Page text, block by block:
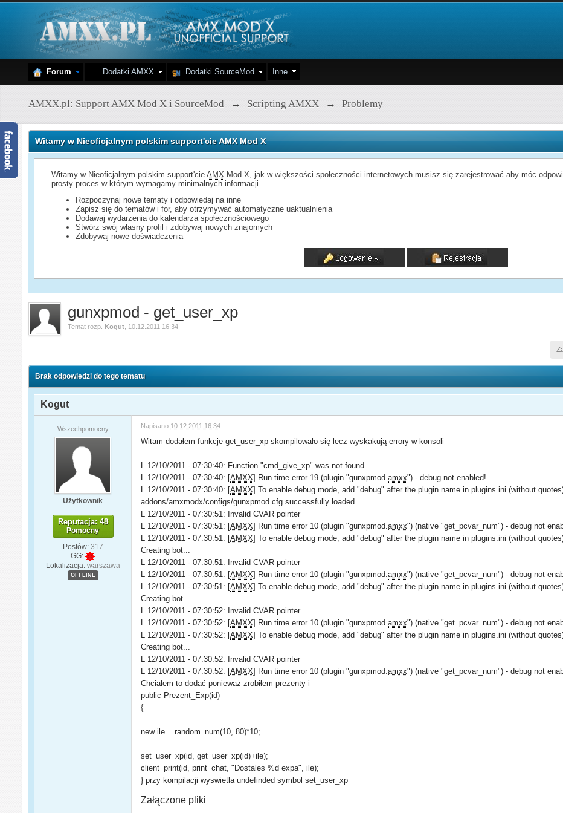
Forum Dodatki AMXX Dodatki SourceMod Inne
AMXX.pl: Support AMX Mod X i SourceMod → Scripting AMXX → Problemy
Witamy w Nieoficjalnym polskim support'cie AMX Mod X
Witamy w Nieoficjalnym polskim support'cieAMX Mod X, jak w większości społeczności internetowych musisz się zarejestrować aby móc
prosty proces w którym wymagamy minimalnych informacji.
Rozpoczynaj nowe tematy i odpowiedaj na inne
Zapisz się do tematów i for, aby otrzymywać automatyczne uaktualnienia
Dodawaj wydarzenia do kalendarza społecznościowego
Stwórz swój własny profil i zdobywaj nowych znajomych
Zdobywaj nowe doświadczenia
gunxpmod - get_user_xp
Temat rozp.Kogut 10.12.2011 16:34
Brak odpowiedzi do tego tematu
Kogut
Wszechpomocny
Użytkownik
Reputacja: 48
Pomocny
Postów: 317
GG:
Lokalizacja: warszawa
OFFLINE
Napisano 10.12.2011 16:34
Witam dodałem funkcje get_user_xp skompilowało się lecz wyskakują errory w konsoli
L 12/10/2011 - 07:30:40: Function "cmd_give_xp" was not found
L 12/10/2011 - 07:30:40: [AMXX] Run time error 19 (plugin "gunxpmod.amxx") - debug not enabled!
L 12/10/2011 - 07:30:40: [AMXX] To enable debug mode, add "debug" after the plugin name in plugins.ini (without
addons/amxmodx/configs/gunxpmod.cfg successfully loaded.
L 12/10/2011 - 07:30:51: Invalid CVAR pointer
L 12/10/2011 - 07:30:51: [AMXX] Run time error 10 (plugin "gunxpmod.amxx") (native "get_pcvar_num") - debug not
L 12/10/2011 - 07:30:51: [AMXX] To enable debug mode, add "debug" after the plugin name in plugins.ini (without
Creating bot...
L 12/10/2011 - 07:30:51: Invalid CVAR pointer
L 12/10/2011 - 07:30:51: [AMXX] Run time error 10 (plugin "gunxpmod.amxx") (native "get_pcvar_num") - debug not
L 12/10/2011 - 07:30:51: [AMXX] To enable debug mode, add "debug" after the plugin name in plugins.ini (without
Creating bot...
L 12/10/2011 - 07:30:52: Invalid CVAR pointer
L 12/10/2011 - 07:30:52: [AMXX] Run time error 10 (plugin "gunxpmod.amxx") (native "get_pcvar_num") - debug not
L 12/10/2011 - 07:30:52: [AMXX] To enable debug mode, add "debug" after the plugin name in plugins.ini (without
Creating bot...
L 12/10/2011 - 07:30:52: Invalid CVAR pointer
L 12/10/2011 - 07:30:52: [AMXX] Run time error 10 (plugin "gunxpmod.amxx") (native "get_pcvar_num") - debug not
Chciałem to dodać ponieważ zrobiłem prezenty i
public Prezent_Exp(id)
{
new ile = random_num(10, 80)*10;
set_user_xp(id, get_user_xp(id)+ile);
client_print(id, print_chat, "Dostales %d expa", ile);
} przy kompilacji wyswietla undefinded symbol set_user_xp
Załączone pliki